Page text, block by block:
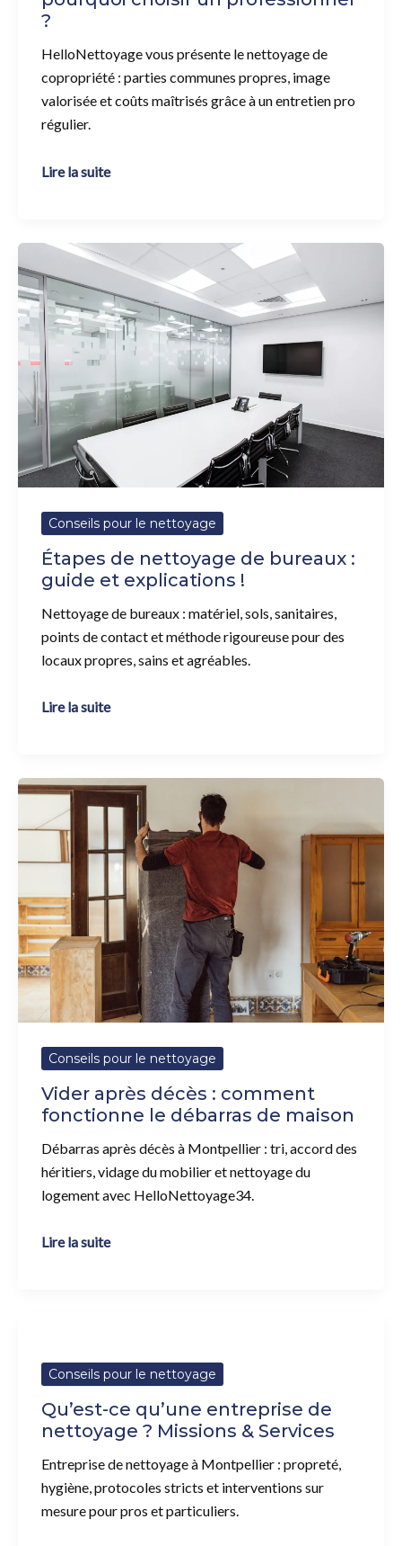
?
HelloNettoyage vous présente le nettoyage de
copropriété : parties communes propres, image
valorisée et coûts maîtrisés grâce à un entretien pro
régulier.
Lire la suite
Conseils pour le nettoyage
Étapes de nettoyage de bureaux :
guide et explications !
Nettoyage de bureaux : matériel, sols, sanitaires,
points de contact et méthode rigoureuse pour des
locaux propres, sains et agréables.
Étapes
de
nettoyage
de
bureaux
:
guide
et
explications
!
Lire la suite
Conseils pour le nettoyage
Vider après décès : comment
fonctionne le débarras de maison
Débarras après décès à Montpellier : tri, accord des
héritiers, vidage du mobilier et nettoyage du
logement avec HelloNettoyage34.
Vider
après
décès
:
fonctionne
le
débarras
de
maison
Lire la suite
Conseils pour le nettoyage
Qu’est-ce qu’une entreprise de
nettoyage ? Missions & Services
Entreprise de nettoyage à Montpellier : propreté,
hygiène, protocoles stricts et interventions sur
mesure pour pros et particuliers.
qu’une
de
nettoyage
?
Missions
&